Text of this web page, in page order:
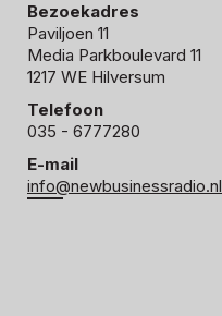
Bezoekadres
Paviljoen 11
Media Parkboulevard 11
1217 WE Hilversum
Telefoon
035 - 6777280
E-mail
info@newbusinessradio.nl